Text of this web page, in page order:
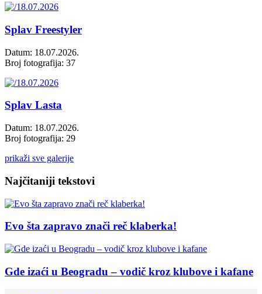
Splav Freestyler
Datum: 18.07.2026.
Broj fotografija: 37
Splav Lasta
Datum: 18.07.2026.
Broj fotografija: 29
prikaži sve galerije
Najčitaniji tekstovi
Evo šta zapravo znači reč klaberka!
Gde izaći u Beogradu – vodič kroz klubove i kafane